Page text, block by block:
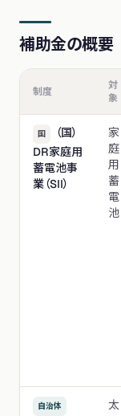
補助金の概要
制度
対
象
国
（国）
DR家庭用
蓄電池事
業（SII）
家
庭
用
蓄
電
池
自治体
太